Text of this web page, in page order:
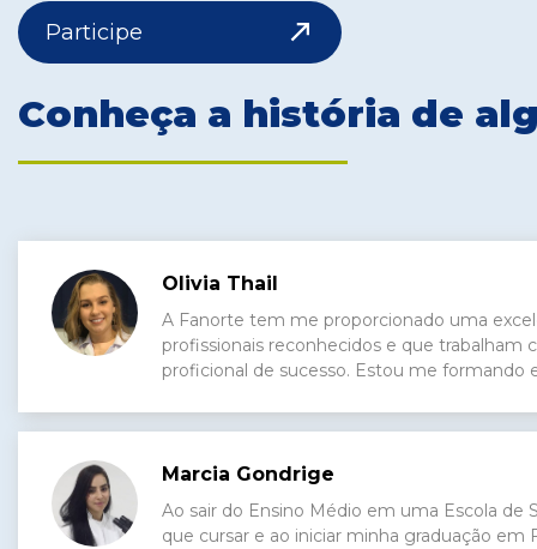
Participe
Conheça a história de
Olivia Thail
A Fanorte tem me proporcionado uma
profissionais reconhecidos e que trabalham
proficional de sucesso. Estou me
Marcia Gondrige
Ao sair do Ensino Médio em uma Escola de
que cursar e ao iniciar minha graduação